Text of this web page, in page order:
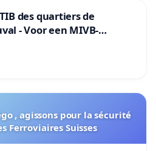
des quartiers de
- Voor een MIVB-
Strombeek en Het
, agissons pour la sécurité
Ferroviaires Suisses